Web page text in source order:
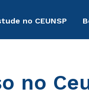
no CEUNSP
no